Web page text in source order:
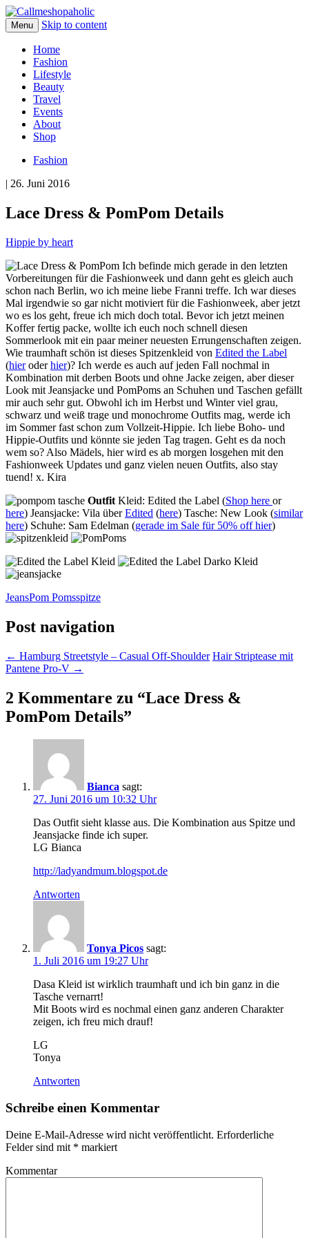
Menu Skip to content
Home
Fashion
Lifestyle
Beauty
Travel
Events
About
Shop
Fashion
| 26. Juni 2016
Lace Dress & PomPom Details
Hippie by heart
Ich befinde mich gerade in den letzten
Vorbereitungen für die Fashionweek und dann geht es gleich auch
schon nach Berlin, wo ich meine liebe Franni treffe. Ich war dieses
Mal irgendwie so gar nicht motiviert für die Fashionweek, aber jetzt
wo es los geht, freue ich mich doch total. Bevor ich jetzt meinen
Koffer fertig packe, wollte ich euch noch schnell diesen
Sommerlook mit ein paar meiner neuesten Errungenschaften zeigen.
Wie traumhaft schön ist dieses Spitzenkleid von Edited the Label
(hieroderhier)? Ich werde es auch auf jeden Fall nochmal in
Kombination mit derben Boots und ohne Jacke zeigen, aber dieser
Look mit Jeansjacke und PomPoms an Schuhen und Taschen gefällt
mir auch sehr gut. Obwohl ich im Herbst und Winter viel grau,
schwarz und weiß trage und monochrome Outfits mag, werde ich
im Sommer fast schon zum Vollzeit-Hippie. Ich liebe Boho- und
Hippie-Outfits und könnte sie jeden Tag tragen. Geht es da noch
wem so? Also Mädels, hier wird es ab morgen losgehen mit den
Fashionweek Updates und ganz vielen neuen Outfits, also stay
tuend! x. Kira
Outfit Kleid: Edited the Label (Shop here or
here) Jeansjacke: Vila überEdited (here) Tasche: New Look (similar
here) Schuhe: Sam Edelman (gerade im Sale für 50% off hier)
JeansPom Pomsspitze
Post navigation
← Hamburg Streetstyle – Casual Off-Shoulder Hair Striptease mit
Pantene Pro-V →
2 Kommentare zu “Lace Dress &
PomPom Details”
Bianca sagt:
27. Juni 2016 um 10:32 Uhr
Das Outfit sieht klasse aus. Die Kombination aus Spitze und
Jeansjacke finde ich super.
LG Bianca
http://ladyandmum.blogspot.de
Antworten
Tonya Picos sagt:
1. Juli 2016 um 19:27 Uhr
Dasa Kleid ist wirklich traumhaft und ich bin ganz in die
Tasche vernarrt!
Mit Boots wird es nochmal einen ganz anderen Charakter
zeigen, ich freu mich drauf!
LG
Tonya
Antworten
Schreibe einen Kommentar
Deine E-Mail-Adresse wird nicht veröffentlicht. Erforderliche
Felder sind mit * markiert
Kommentar